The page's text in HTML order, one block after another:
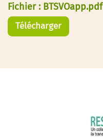
Fichier : BTSVOapp.pdf
Télécharger